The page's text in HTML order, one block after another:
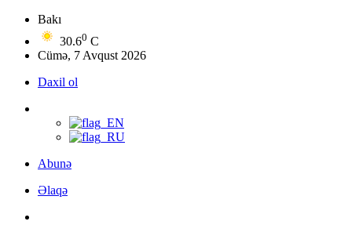
Bakı
30.60 C
Cümə, 7 Avqust 2026
Daxil ol
Abunə
Əlaqə